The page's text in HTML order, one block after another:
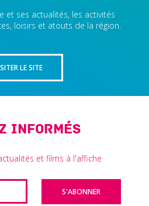
et ses actualités, les activités
loisirs et atouts de la région.
LE SITE
informés
et films à l'affiche